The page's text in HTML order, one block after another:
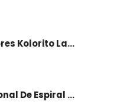
Sacapuntas Kores Kolorito Lapiz 1 Orif C/20
Libreta Profesional De Espiral Printaform Arcoiris Pastel 100 H Ry